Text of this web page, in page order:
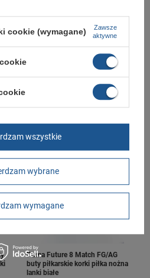
Puma Ultra 5 Match FG/AG buty
piłkarskie korki piłka nożna lanki
+ Dodaj do porównania
Puma Future 8 Match FG/AG
buty piłkarskie korki piłka nożna
lanki białe
cookie (wymagane)
Zawsze
aktywne
wybrane
wymagane
wszystkie